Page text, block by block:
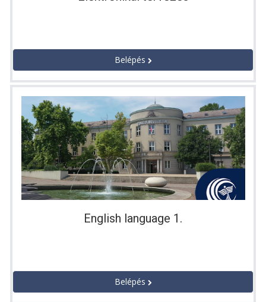
Belépés
English language 1.
Belépés